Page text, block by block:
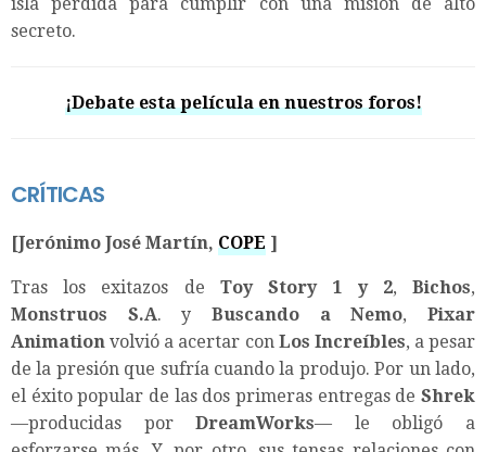
secreto.
¡Debate esta película en nuestros foros!
CRÍTICAS
[Jerónimo José Martín, COPE ]
Tras los exitazos de Toy Story 1 y 2,Bichos,
Monstruos S.A. yBuscando a Nemo,Pixar
Animation volvió a acertar con Los Increíbles, a pesar
de la presión que sufría cuando la produjo. Por un lado,
el éxito popular de las dos primeras entregas de Shrek
—producidas porDreamWorks— le obligó a